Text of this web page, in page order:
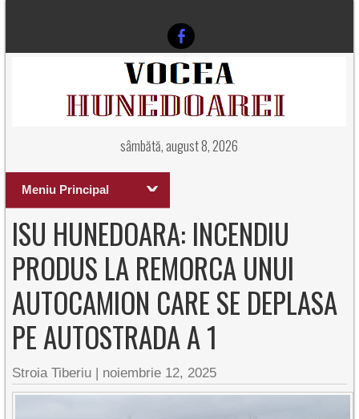
sâmbătă, august 8, 2026
Meniu Principal
ISU HUNEDOARA: INCENDIU
PRODUS LA REMORCA UNUI
AUTOCAMION CARE SE DEPLASA
PE AUTOSTRADA A 1
Stroia Tiberiu | noiembrie 12, 2025